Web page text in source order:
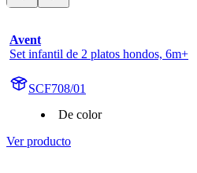
Avent
Set infantil de 2 platos hondos, 6m+
SCF708/01
De color
Ver producto